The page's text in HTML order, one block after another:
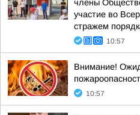
члены
участие во
стражем
10:57
Внимание!
10:57